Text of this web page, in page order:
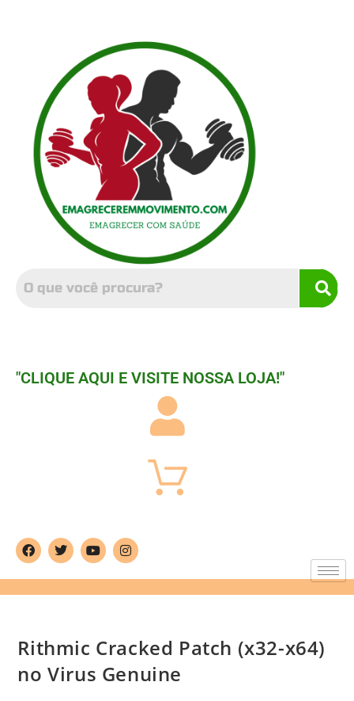
"CLIQUE AQUI E VISITE NOSSA LOJA!"
Rithmic Cracked Patch (x32-x64)
no Virus Genuine